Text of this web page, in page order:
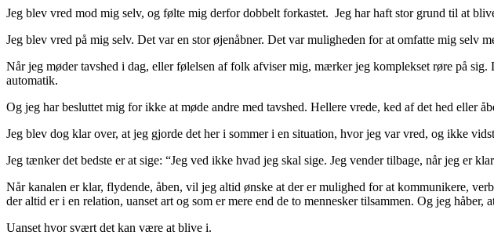
Jeg blev vred mod mig selv, og følte mig derfor dobbelt forkastet. Jeg har haft stor grund til at
Jeg blev vred på mig selv. Det var en stor øjenåbner. Det var muligheden for at omfatte mig selv
Når jeg møder tavshed i dag, eller følelsen af folk afviser mig, mærker jeg komplekset røre på
automatik.
Og jeg har besluttet mig for ikke at møde andre med tavshed. Hellere vrede, ked af det hed eller
Jeg blev dog klar over, at jeg gjorde det her i sommer i en situation, hvor jeg var vred, og ikke
Jeg tænker det bedste er at sige: “Jeg ved ikke hvad jeg skal sige. Jeg vender tilbage, når jeg er
Når kanalen er klar, flydende, åben, vil jeg altid ønske at der er mulighed for at kommunikere,
der altid er i en relation, uanset art og som er mere end de to mennesker tilsammen. Og jeg
Uanset hvor svært det kan være at blive i.